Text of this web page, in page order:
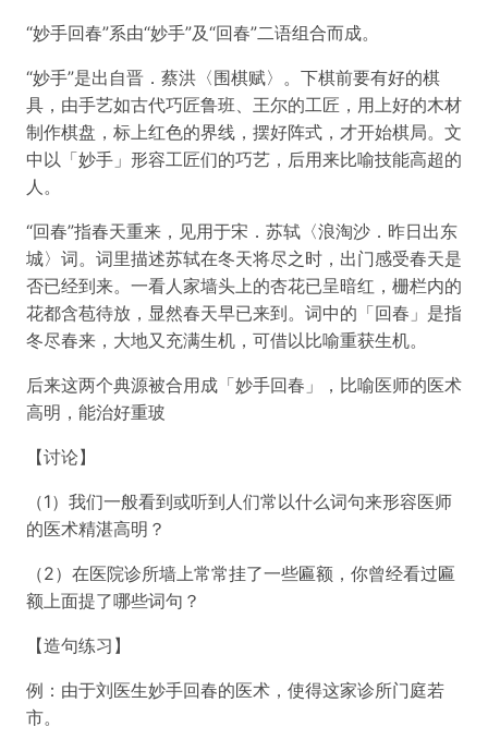
“妙手回春”系由“妙手”及“回春”二语组合而成。
“妙手”是出自晋．蔡洪〈围棋赋〉。下棋前要有好的棋
具，由手艺如古代巧匠鲁班、王尔的工匠，用上好的木材
制作棋盘，标上红色的界线，摆好阵式，才开始棋局。文
中以「妙手」形容工匠们的巧艺，后用来比喻技能高超的
人。
“回春”指春天重来，见用于宋．苏轼〈浪淘沙．昨日出东
城〉词。词里描述苏轼在冬天将尽之时，出门感受春天是
否已经到来。一看人家墙头上的杏花已呈暗红，栅栏内的
花都含苞待放，显然春天早已来到。词中的「回春」是指
冬尽春来，大地又充满生机，可借以比喻重获生机。
后来这两个典源被合用成「妙手回春」，比喻医师的医术
高明，能治好重玻
【讨论】
（1）我们一般看到或听到人们常以什么词句来形容医师
的医术精湛高明？
（2）在医院诊所墙上常常挂了一些匾额，你曾经看过匾
额上面提了哪些词句？
【造句练习】
例：由于刘医生妙手回春的医术，使得这家诊所门庭若
市。